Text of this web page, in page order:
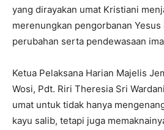
yang dirayakan umat Kristiani
merenungkan pengorbanan
perubahan serta pendewasaan
Ketua Pelaksana Harian Majelis
Wosi, Pdt. Riri Theresia Sri
umat untuk tidak hanya
kayu salib, tetapi juga